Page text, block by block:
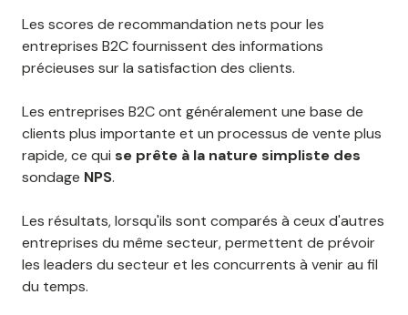
Les scores de recommandation nets pour les
entreprises B2C fournissent des informations
précieuses sur la satisfaction des clients.
Les entreprises B2C ont généralement une base de
clients plus importante et un processus de vente plus
rapide, ce qui se prête à la nature simpliste des
sondage NPS.
Les résultats, lorsqu'ils sont comparés à ceux d'autres
entreprises du même secteur, permettent de prévoir
les leaders du secteur et les concurrents à venir au fil
du temps.